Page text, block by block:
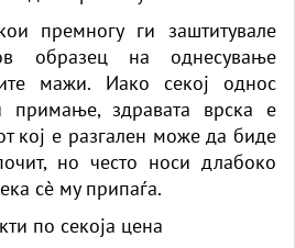
премногу ги заштитувале
образец на однесување
мажи. Иако секој однос
примање, здравата врска е
кој е разгален може да биде
но често носи длабоко
сè му припаѓа.
по секоја цена